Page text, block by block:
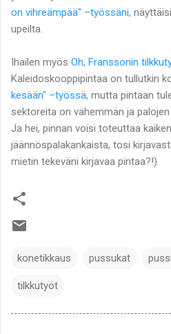
on vihreämpää" –työssäni,
upeilta.
Ihailen myös Oh, Franssonin
Kaleidoskooppipintaa on tullutkin
kesään" –työssä, mutta pintaan
sektoreita on vähemmän ja
Ja hei, pinnan voisi toteuttaa
jäännöspalakankaista, tosi
mietin tekeväni kirjavaa pintaa?!)
konetikkaus pussukat
tilkkutyöt